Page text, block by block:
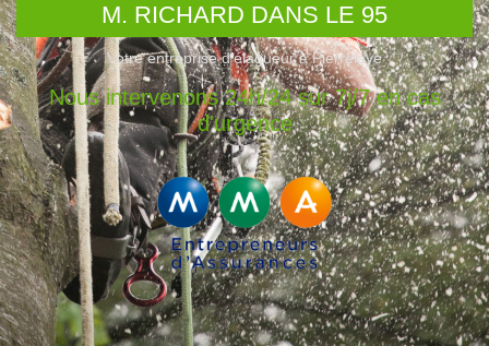
M. RICHARD DANS LE 95
Votre entreprise d’élagueur à Pierrelaye
Nous intervenons 24h/24 sur 7j/7 en cas
d'urgence